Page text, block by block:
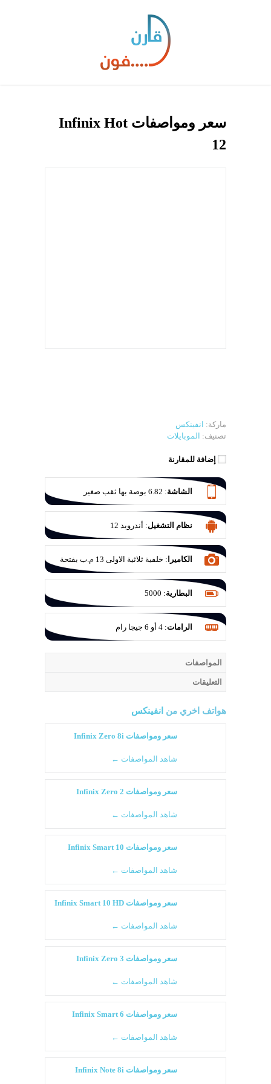
سعر ومواصفات Infinix Hot
12
ماركة: انفينكس
تصنيف: الموبايلات
إضافة للمقارنة
الشاشة: 6.82 بوصة بها ثقب صغير
نظام التشغيل: أندرويد 12
الكاميرا :
خلفية ثلاثية الاولى 13 م.ب بفتحة
عدسة F/1.8 والثانية 2 م.ب للعزل والثالثة
QVGA
البطارية:
5000
الرامات: 4 أو 6 جيجا رام
المواصفات
التعليقات
هواتف اخري من انفينكس
سعر ومواصفات Infinix Zero 8i
شاهد المواصفات ←
سعر ومواصفات Infinix Zero 2
شاهد المواصفات ←
سعر ومواصفات Infinix Smart 10
شاهد المواصفات ←
سعر ومواصفات Infinix Smart 10 HD
شاهد المواصفات ←
سعر ومواصفات Infinix Zero 3
شاهد المواصفات ←
سعر ومواصفات Infinix Smart 6
شاهد المواصفات ←
سعر ومواصفات Infinix Note 8i